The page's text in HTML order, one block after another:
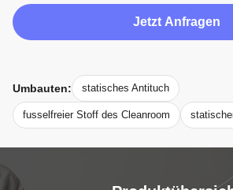
Jetzt Anfragen
Umbauten: statisches Antituch
fusselfreier Stoff des Cleanroom